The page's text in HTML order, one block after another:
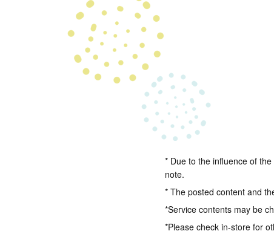
* Due to the influence of
note.
* The posted content and
*Service contents may be
*Please check in-store for